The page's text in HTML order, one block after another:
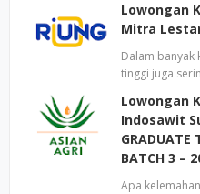
Lowongan
Mitra
Dalam banyak
tinggi juga
Lowongan
Indosawit
GRADUATE
BATCH 3 –
Apa